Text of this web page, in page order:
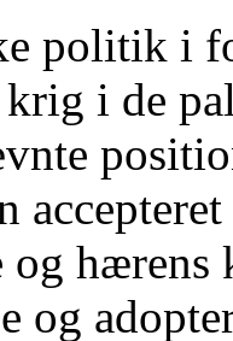
politik i
i de
og hærens
og